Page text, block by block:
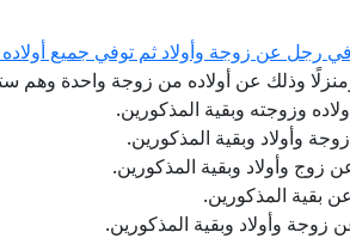
رجل عن زوجة وأولاد ثم توفي جميع أولاده
وذلك عن أولاده من زوجة واحدة وهم
وزوجته وبقية المذكورين.
وأولاد وبقية المذكورين.
زوج وأولاد وبقية المذكورين.
بقية المذكورين.
زوجة وأولاد وبقية المذكورين.